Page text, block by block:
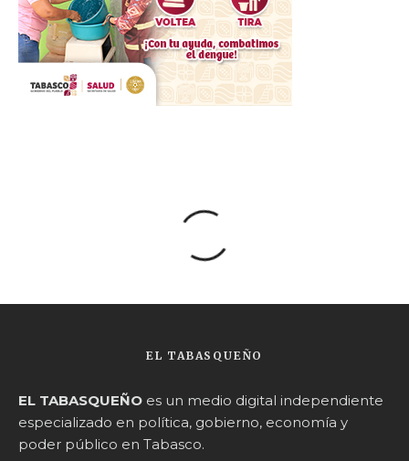
EL TABASQUEÑO
EL TABASQUEÑO es un medio digital independiente
especializado en política, gobierno, economía y
poder público en Tabasco.